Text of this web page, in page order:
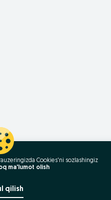
Cookies'ni sozlashingiz
ma'lumot olish
qilish